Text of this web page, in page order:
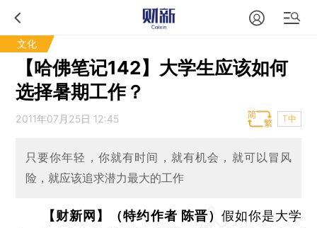
文化
【哈佛笔记142】大学生应该如何
选择暑期工作？
2011年07月25日 12:45 T中
只要你年轻，你就有时间，就有机会，就可以冒风
险，就应该追求潜力最大的工作
【财新网】（特约作者 陈晋） 假如你是大学